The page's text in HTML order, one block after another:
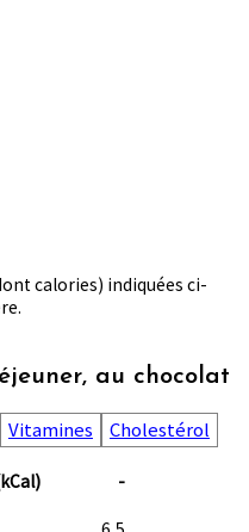
calories) indiquées ci-
au chocolat
Vitamines Cholestérol
-